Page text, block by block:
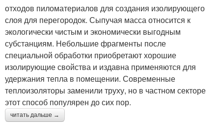
отходов пиломатериалов для создания изолирующего
слоя для перегородок. Сыпучая масса относится к
экологически чистым и экономически выгодным
субстанциям. Небольшие фрагменты после
специальной обработки приобретают хорошие
изолирующие свойства и издавна применяются для
удержания тепла в помещении. Современные
теплоизоляторы заменили труху, но в частном секторе
этот способ популярен до сих пор.
читать дальше →